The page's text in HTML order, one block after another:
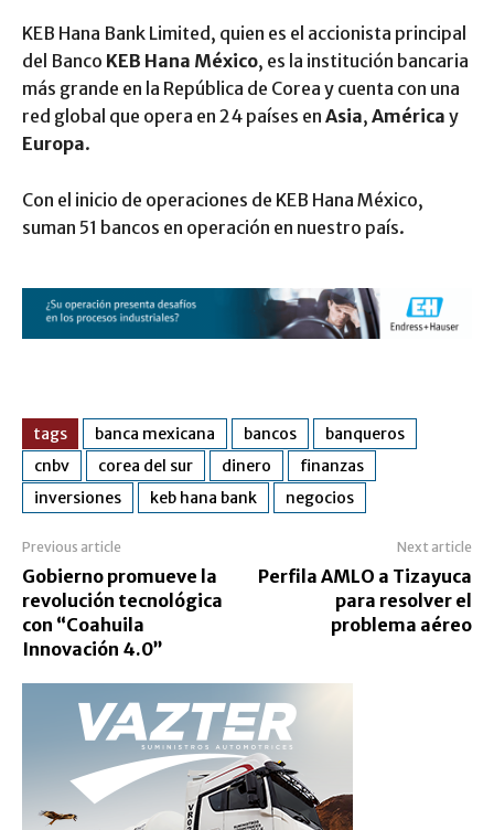
KEB Hana Bank Limited, quien es el accionista principal
del Banco KEB Hana México, es la institución bancaria
más grande en la República de Corea y cuenta con una
red global que opera en 24 países en Asia, América y
Europa.
Con el inicio de operaciones de KEB Hana México,
suman 51 bancos en operación en nuestro país.
tags banca mexicana bancos
banqueros
cnbv
corea del sur dinero
finanzas
inversiones
keb hana bank negocios
Previous article
Gobierno promueve la
revolución tecnológica
con “Coahuila
Innovación 4.0”
Next article
Perfila AMLO a Tizayuca
para resolver el
problema aéreo